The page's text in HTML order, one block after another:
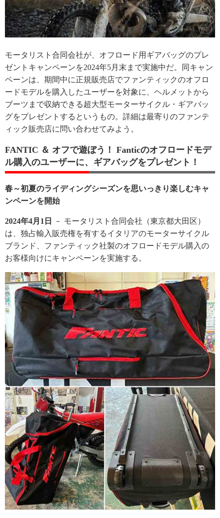
モータリスト合同会社が、オフロード用ギアバッグのプレ
ゼントキャンペーンを2024年5月末まで実施中だ。同キャン
ペーンは、期間中に正規販売店でファンティックのオフロ
ードモデルを購入したユーザーを対象に、ヘルメットから
ブーツまで収納できる超大型モーターサイクル・ギアバッ
グをプレゼントするというもの。詳細は最寄りのファンテ
ィック販売店に問い合わせてみよう。
FANTIC ＆ オフで遊ぼう！ Fanticのオフロードモデ
ル購入のユーザーに、ギアバッグをプレゼント！
春～初夏のライディングシーズンを思いっきり楽しむキャ
ンペーンを開始
2024年4月1日
－ モータリスト合同会社（東京都大田区）
は、独占輸入販売権を有するイタリアのモーターサイクル
ブランド、ファンティック社製のオフロードモデル購入の
お客様向けにキャンペーンを実施する。